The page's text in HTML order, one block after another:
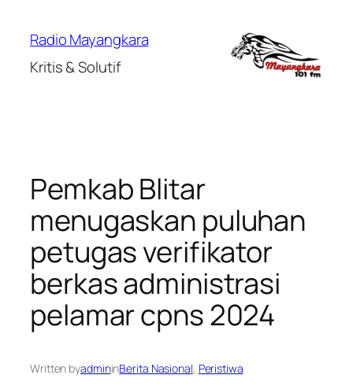
Radio Mayangkara
Kritis & Solutif
Pemkab Blitar
menugaskan puluhan
petugas verifikator
berkas administrasi
pelamar cpns 2024
Written byadmininBerita Nasional, Peristiwa